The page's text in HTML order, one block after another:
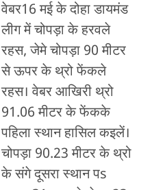
वेबर16 मई के दोहा डायमंड
लीग में चोपड़ा के हरवले
रहस, जेमे चोपड़ा 90 मीटर
से ऊपर के थ्रो फेंकले
रहस। वेबर आखिरी थ्रो
91.06 मीटर के फेंकके
पहिला स्थान हासिल कइलें।
चोपड़ा 90.23 मीटर के थ्रो
के संगे दूसरा स्थान पs